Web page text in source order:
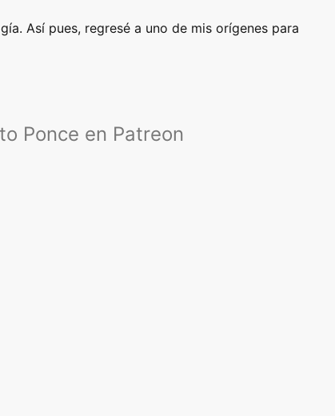
Así pues, regresé a uno de mis orígenes para
Ponce en Patreon